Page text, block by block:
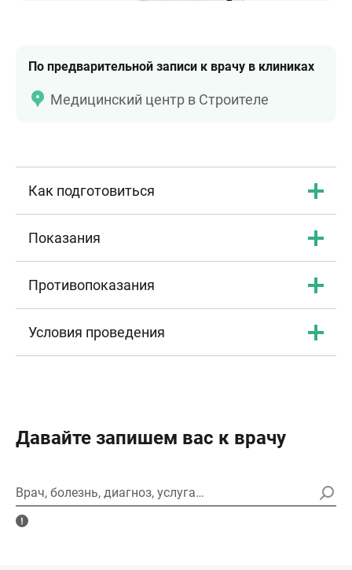
По предварительной записи к врачу в клиниках
Медицинский центр в Строителе
Как подготовиться
Показания
Противопоказания
Условия проведения
Давайте запишем вас к врачу
Врач, болезнь, диагноз, услуга…